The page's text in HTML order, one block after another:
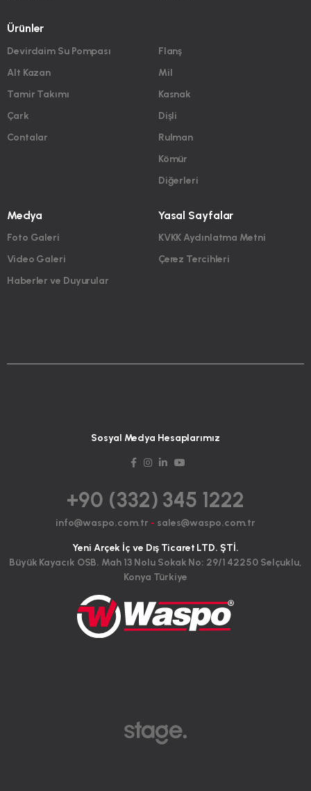
Ürünler
Devirdaim Su Pompası
Alt Kazan
Tamir Takımı
Çark
Contalar
Flanş
Mil
Kasnak
Dişli
Rulman
Kömür
Diğerleri
Medya
Foto Galeri
Video Galeri
Haberler ve Duyurular
Yasal Sayfalar
KVKK Aydınlatma Metni
Çerez Tercihleri
Sosyal Medya Hesaplarımız
+90 (332) 345 1222
info@waspo.com.tr - sales@waspo.com.tr
Yeni Arçek İç ve Dış Ticaret LTD. ŞTİ.
Büyük Kayacık OSB. Mah 13 Nolu Sokak No: 29/1 42250 Selçuklu,
Konya Türkiye